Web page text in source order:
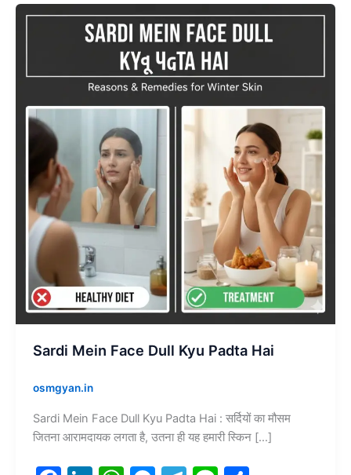
Sardi Mein Face Dull Kyu Padta Hai
osmgyan.in
Sardi Mein Face Dull Kyu Padta Hai : सर्दियों का मौसम
जितना आरामदायक लगता है, उतना ही यह हमारी स्किन […]
Sardi
Padta
Hai